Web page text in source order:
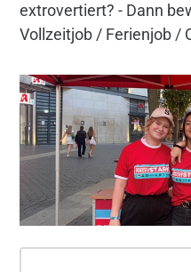
extrovertiert? - Dann
Vollzeitjob / Ferienjob /